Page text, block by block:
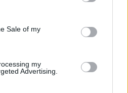
and its third-party tags to
purposes in below Google
Sale of my
my
Advertising.
για τών κύριο δήθεν
αυτούς τούς διθεν κύριους!
τούς ψιφηζατε !με λίγα